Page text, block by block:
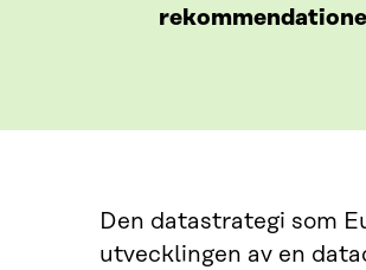
Den datastrategi som
utvecklingen av en